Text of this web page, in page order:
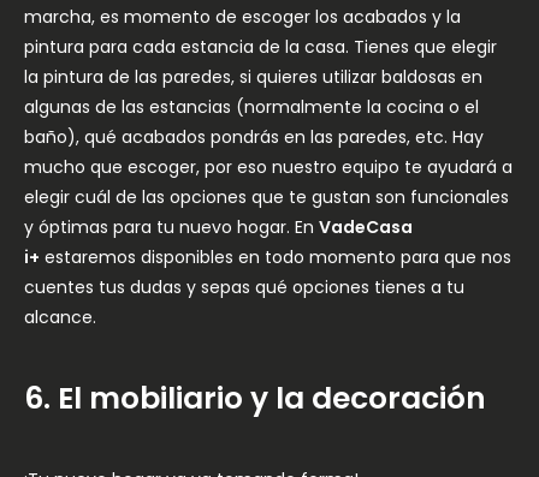
marcha, es momento de escoger los acabados y la
pintura para cada estancia de la casa. Tienes que elegir
la pintura de las paredes, si quieres utilizar baldosas en
algunas de las estancias (normalmente la cocina o el
baño), qué acabados pondrás en las paredes, etc. Hay
mucho que escoger, por eso nuestro equipo te ayudará a
elegir cuál de las opciones que te gustan son funcionales
y óptimas para tu nuevo hogar. En VadeCasa
i+ estaremos disponibles en todo momento para que nos
cuentes tus dudas y sepas qué opciones tienes a tu
alcance.
6. El mobiliario y la decoración